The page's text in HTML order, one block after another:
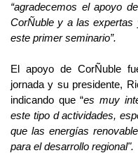
“agradecemos el apoyo
CorÑuble y a las expertas
este primer seminario”.
El apoyo de CorÑuble
jornada y su presidente,
indicando que “es muy
este tipo d actividades,
que las energías
para el desarrollo regional".